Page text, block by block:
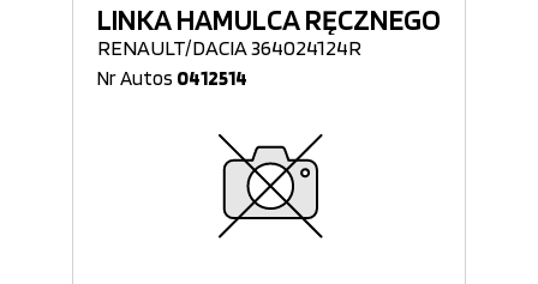
LINKA HAMULCA RĘCZNEGO
RENAULT/DACIA 364024124R
Nr Autos 0412514